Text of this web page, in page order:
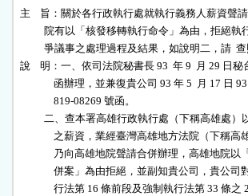
主    旨：關於各行政執行處就執行義務人薪資聲
院有以「核發移轉執行命令」為由，拒絕
爭議事之處理過程及結果，如說明二，請  查
說    明：一、依司法院秘書長 93  年 9  月 29 日
函辦理，並兼復貴公司 93 年 5  月 17 日
              819-08269 號函。
二、查本署高雄行政執行處（下稱高雄處
之薪資，業經臺灣高雄地方法院（下
乃向高雄地院聲請合併辦理，高雄地
併案」為由拒絕，並副知貴公司，貴
行法第 16 條前段及強制執行法第 33 條